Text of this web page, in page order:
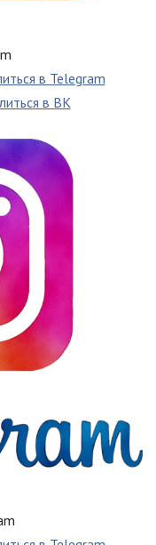
в Telegram
в ВК